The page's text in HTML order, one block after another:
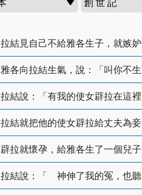
拉結見自己不給雅各生子，就嫉
雅各向拉結生氣，說：「叫你不
拉結說：「有我的使女辟拉在這
拉結就把他的使女辟拉給丈夫為
辟拉就懷孕，給雅各生了一個兒子
拉結說：「 神伸了我的冤，也聽